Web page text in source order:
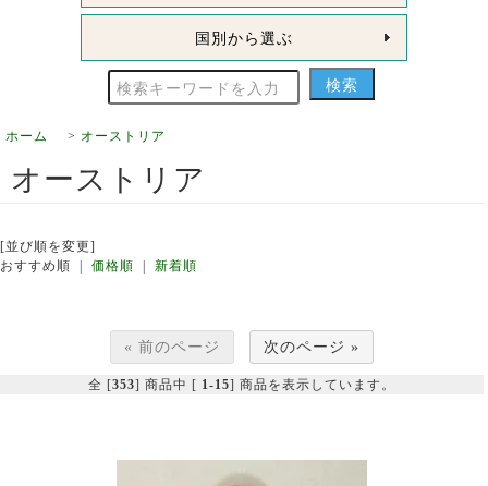
国別から選ぶ
ホーム > オーストリア
オーストリア
[並び順を変更]
おすすめ順 | 価格順 | 新着順
« 前のページ 次のページ »
全 [353] 商品中 [ 1-15] 商品を表示しています。